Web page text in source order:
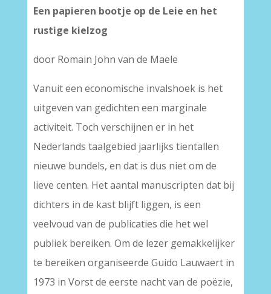
Een papieren bootje op de Leie en het
rustige kielzog
door Romain John van de Maele
Vanuit een economische invalshoek is het
uitgeven van gedichten een marginale
activiteit. Toch verschijnen er in het
Nederlands taalgebied jaarlijks tientallen
nieuwe bundels, en dat is dus niet om de
lieve centen. Het aantal manuscripten dat bij
dichters in de kast blijft liggen, is een
veelvoud van de publicaties die het wel
publiek bereiken. Om de lezer gemakkelijker
te bereiken organiseerde Guido Lauwaert in
1973 in Vorst de eerste nacht van de poëzie,